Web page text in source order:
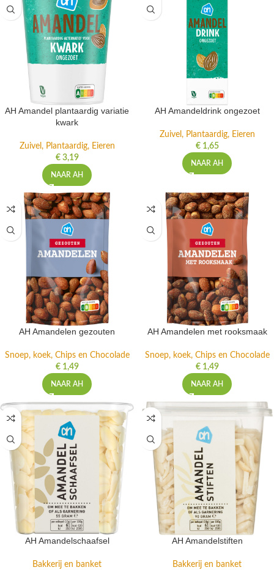
AH Amandel plantaardig variatie
kwark
Zuivel, Plantaardig, Eieren
€3,19
NAAR AH
AH Amandeldrink ongezoet
Zuivel, Plantaardig, Eieren
€1,65
NAAR AH
AH Amandelen gezouten
Snoep, koek, Chips en Chocolade
€1,49
NAAR AH
AH Amandelen met rooksmaak
Snoep, koek, Chips en Chocolade
€1,49
NAAR AH
AH Amandelschaafsel
Bakkerij en banket
AH Amandelstiften
Bakkerij en banket